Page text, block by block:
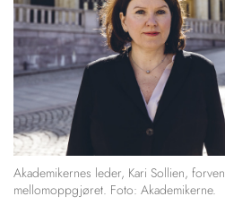
Akademikernes leder, Kari Sollien,
mellomoppgjøret. Foto: Akademikerne.